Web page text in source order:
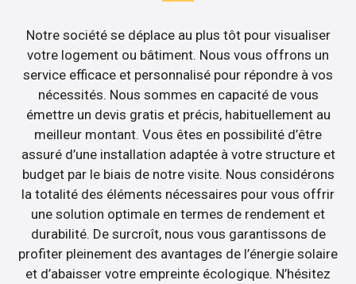
Notre société se déplace au plus tôt pour visualiser
votre logement ou bâtiment. Nous vous offrons un
service efficace et personnalisé pour répondre à vos
nécessités. Nous sommes en capacité de vous
émettre un devis gratis et précis, habituellement au
meilleur montant. Vous êtes en possibilité d’être
assuré d’une installation adaptée à votre structure et
budget par le biais de notre visite. Nous considérons
la totalité des éléments nécessaires pour vous offrir
une solution optimale en termes de rendement et
durabilité. De surcroît, nous vous garantissons de
profiter pleinement des avantages de l’énergie solaire
et d’abaisser votre empreinte écologique. N’hésitez